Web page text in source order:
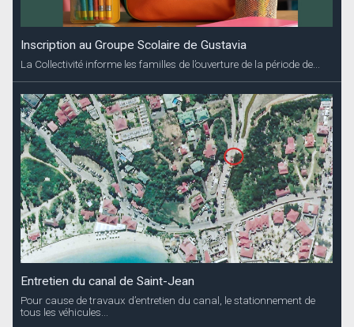
Inscription au Groupe Scolaire de Gustavia
La Collectivité informe les familles de l’ouverture de la période de...
Entretien du canal de Saint-Jean
Pour cause de travaux d’entretien du canal, le stationnement de
tous les véhicules...